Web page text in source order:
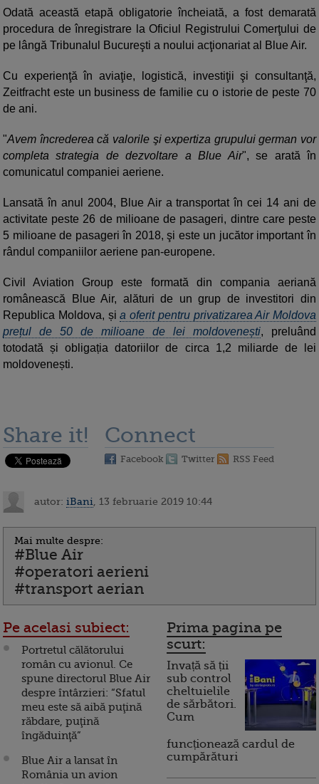
Odată această etapă obligatorie încheiată, a fost demarată
procedura de înregistrare la Oficiul Registrului Comerţului de
pe lângă Tribunalul Bucureşti a noului acţionariat al Blue Air.
Cu experienţă în aviaţie, logistică, investiţii şi consultanţă,
Zeitfracht este un business de familie cu o istorie de peste 70
de ani.
"Avem încrederea că valorile şi expertiza grupului german vor
completa strategia de dezvoltare a Blue Air", se arată în
comunicatul companiei aeriene.
Lansată în anul 2004, Blue Air a transportat în cei 14 ani de
activitate peste 26 de milioane de pasageri, dintre care peste
5 milioane de pasageri în 2018, şi este un jucător important în
rândul companiilor aeriene pan-europene.
Civil Aviation Group este formată din compania aeriană
românească Blue Air, alături de un grup de investitori din
Republica Moldova, șia oferit pentru privatizarea Air Moldova
prețul de 50 de milioane de lei moldovenești, preluând
totodată și obligația datoriilor de circa 1,2 miliarde de lei
moldovenești.
Share it! Connect
Facebook Twitter RSS Feed
autor: iBani , 13 februarie 2019 10:44
Mai multe despre:
#Blue Air
#operatori aerieni
#transport aerian
Pe acelasi subiect:
Portretul călătorului
român cu avionul. Ce
spune directorul Blue Air
despre întârzieri: “Sfatul
meu este să aibă puţină
răbdare, puţină
îngăduinţă”
Blue Air a lansat în
România un avion
Prima pagina pe
scurt:
Invață să ții
sub control
cheltuielile
de sărbători.
Cum
funcționează cardul de
cumpărături